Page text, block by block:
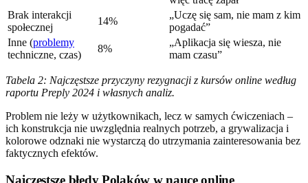
Brak interakcji
społecznej
14%
„Uczę się sam, nie mam z kim
pogadać”
Inne (problemy
techniczne, czas)
8%
„Aplikacja się wiesza, nie
mam czasu”
Tabela 2: Najczęstsze przyczyny rezygnacji z kursów online według
raportu Preply 2024 i własnych analiz.
Problem nie leży w użytkownikach, lecz w samych ćwiczeniach –
ich konstrukcja nie uwzględnia realnych potrzeb, a grywalizacja i
kolorowe odznaki nie wystarczą do utrzymania zainteresowania bez
faktycznych efektów.
Najczęstsze błędy Polaków w nauce online